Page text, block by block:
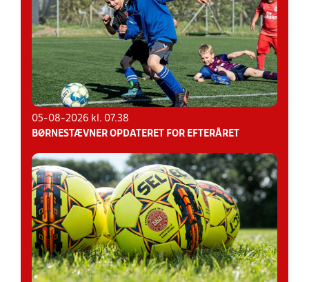
05-08-2026 kl. 07.38
BØRNESTÆVNER OPDATERET FOR EFTERÅRET